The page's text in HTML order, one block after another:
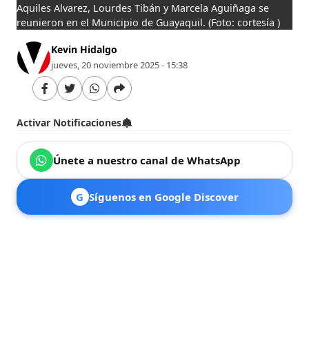
Aquiles Alvarez, Lourdes Tibán y Marcela Aguiñaga se
reunieron en el Municipio de Guayaquil. (Foto: cortesía )
Kevin Hidalgo
jueves, 20 noviembre 2025 - 15:38
Activar Notificaciones
Únete a nuestro canal de WhatsApp
G Síguenos en Google Discover